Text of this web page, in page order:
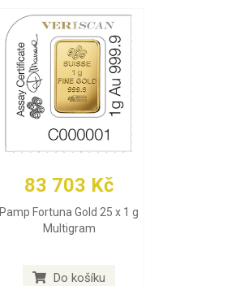
83 703 Kč
Pamp Fortuna Gold 25 x 1 g
Multigram
Do košíku